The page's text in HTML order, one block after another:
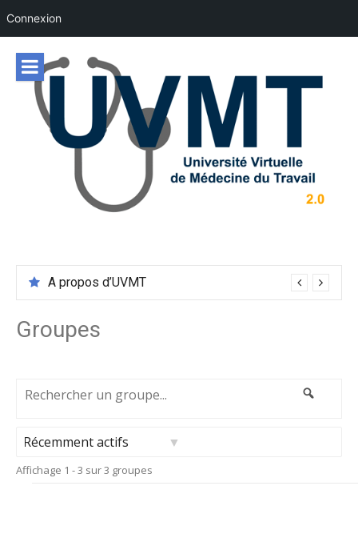
Connexion
contenu
A propos d’UVMT
Groupes
RECHERCHER
par:
Affichage 1 - 3 sur 3 groupes